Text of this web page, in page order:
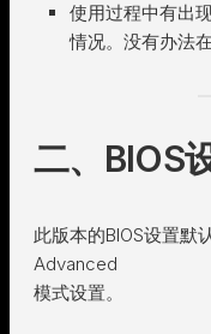
使用过程中有出
情况。没有办法
二、BIOS
此版本的BIOS设置默
Advanced
模式设置。